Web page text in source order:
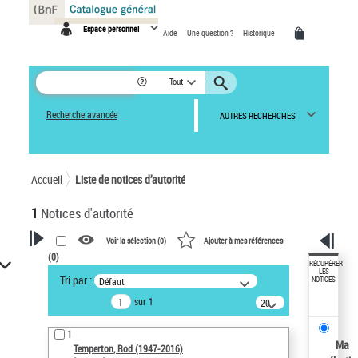
Espace personnel Aide Une question ? Historique
Tout
Recherche avancée AUTRES RECHERCHES
Accueil Liste de notices d’autorité
1 Notices d'autorité
VOTRE RECHERCHE
Recherche avancée dans les
notices d’autorité
Œuvres liées à l'auteur :
Temperton, Rod (1947-2016)
Voir la sélection (0) Ajouter à mes références
(0)
Tri par : Défaut
sur 1
20
résultats/page
1
Temperton, Rod (1947-2016)
RÉCUPÉRER
LES
NOTICES
Ma
Panneau de gestion des cookies